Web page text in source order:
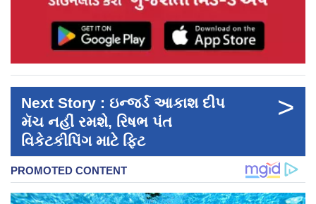
Next Story : ઇન્જર્ડ આકાશ દીપ
મૅચ નહીં રમશે, રિષભ પંત
વિકેટકીપિંગ માટે ફિટ
>